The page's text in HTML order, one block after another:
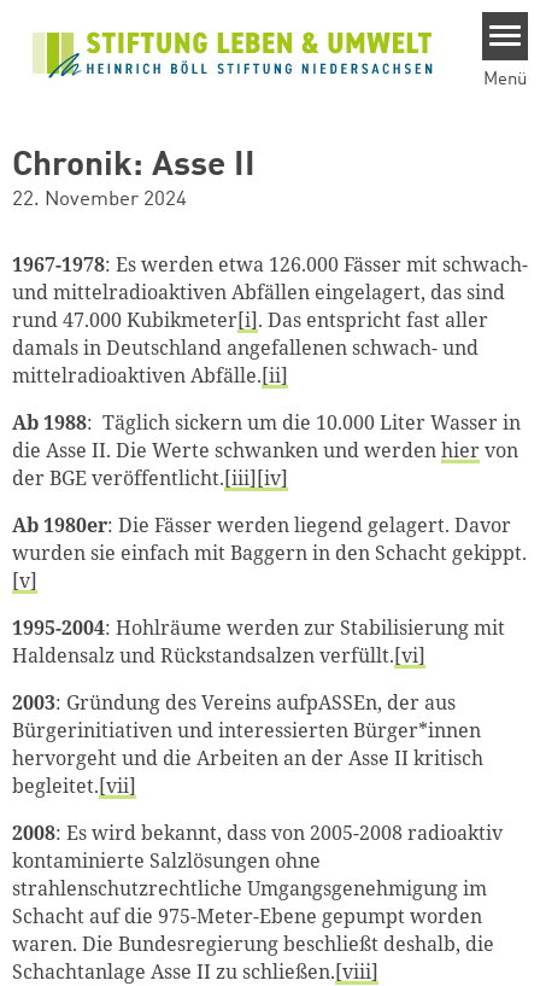
Menü
Chronik: Asse II
22. November 2024
1967-1978: Es werden etwa 126.000 Fässer mit schwach-
und mittelradioaktiven Abfällen eingelagert, das sind
rund 47.000 Kubikmeter[i]. Das entspricht fast aller
damals in Deutschland angefallenen schwach- und
mittelradioaktiven Abfälle.[ii]
Ab 1988: Täglich sickern um die 10.000 Liter Wasser in
die Asse II. Die Werte schwanken und werdenhiervon
der BGE veröffentlicht.[iii][iv]
Ab 1980er: Die Fässer werden liegend gelagert. Davor
wurden sie einfach mit Baggern in den Schacht gekippt.
[v]
1995-2004: Hohlräume werden zur Stabilisierung mit
Haldensalz und Rückstandsalzen verfüllt.[vi]
2003: Gründung des Vereins aufpASSEn, der aus
Bürgerinitiativen und interessierten Bürger*innen
hervorgeht und die Arbeiten an der Asse II kritisch
begleitet.[vii]
2008: Es wird bekannt, dass von 2005-2008 radioaktiv
kontaminierte Salzlösungen ohne
strahlenschutzrechtliche Umgangsgenehmigung im
Schacht auf die 975-Meter-Ebene gepumpt worden
waren. Die Bundesregierung beschließt deshalb, die
Schachtanlage Asse II zu schließen.[viii]